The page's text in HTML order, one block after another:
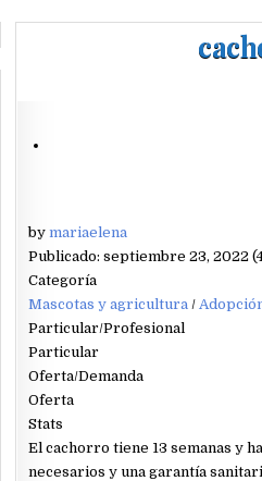
by mariaelena
Publicado: septiembre 23, 2022
Categoría
Mascotas y agricultura/
Particular/Profesional
Particular
Oferta/Demanda
Oferta
Stats
El cachorro tiene 13 semanas y
necesarios y una garantía